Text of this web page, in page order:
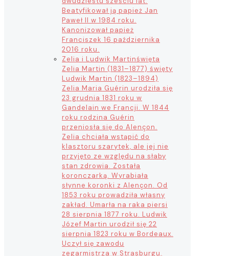
Beatyfikował ją papież Jan
Paweł II w 1984 roku.
Kanonizował papież
Franciszek 16 października
2016 roku.
Zelia i Ludwik Martinświęta
Zelia Martin (1831–1877) święty
Ludwik Martin (1823–1894)
Zelia Maria Guérin urodziła się
23 grudnia 1831 roku w
Gandelain we Francji. W 1844
roku rodzina Guérin
przeniosła się do Alençon.
Zelia chciała wstąpić do
klasztoru szarytek, ale jej nie
przyjęto ze względu na słaby
stan zdrowia. Została
koronczarką. Wyrabiała
słynne koronki z Alençon. Od
1853 roku prowadziła własny
zakład. Umarła na raka piersi
28 sierpnia 1877 roku. Ludwik
Józef Martin urodził się 22
sierpnia 1823 roku w Bordeaux.
Uczył się zawodu
zegarmistrza w Strasburgu.